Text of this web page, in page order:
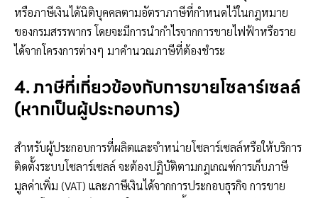
หรือภาษีเงินได้นิติบุคคลตามอัตราภาษีที่กำหนดไว้ในกฎหมาย
ของกรมสรรพากร โดยจะมีการนำกำไรจากการขายไฟฟ้าหรือราย
ได้จากโครงการต่างๆ มาคำนวณภาษีที่ต้องชำระ
4. ภาษีที่เกี่ยวข้องกับการขายโซลาร์เซลล์
(หากเป็นผู้ประกอบการ)
สำหรับผู้ประกอบการที่ผลิตและจำหน่ายโซลาร์เซลล์หรือให้บริการ
ติดตั้งระบบโซลาร์เซลล์ จะต้องปฏิบัติตามกฎเกณฑ์การเก็บภาษี
มูลค่าเพิ่ม (VAT) และภาษีเงินได้จากการประกอบธุรกิจ การขาย